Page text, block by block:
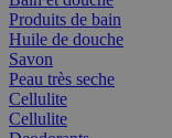
Produits de bain
Huile de douche
Savon
Peau très seche
Cellulite
Cellulite